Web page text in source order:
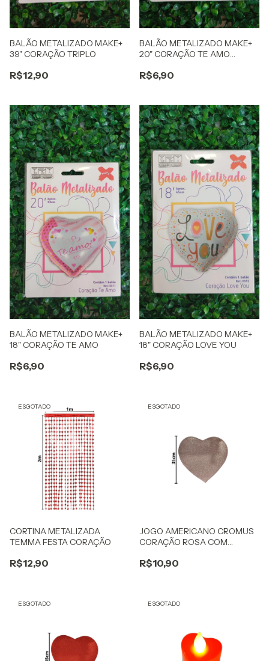
BALÃO METALIZADO MAKE+
39" CORAÇÃO TRIPLO
R$12,90
BALÃO METALIZADO MAKE+
20" CORAÇÃO TE AMO
R$6,90
BALÃO METALIZADO MAKE+
18" CORAÇÃO TE AMO
R$6,90
BALÃO METALIZADO MAKE+
18" CORAÇÃO LOVE YOU
R$6,90
ESGOTADO
CORTINA METALIZADA
TEMMA FESTA CORAÇÃO
R$12,90
ESGOTADO
JOGO AMERICANO CROMUS
CORAÇÃO ROSA COM
R$10,90
ESGOTADO ESGOTADO